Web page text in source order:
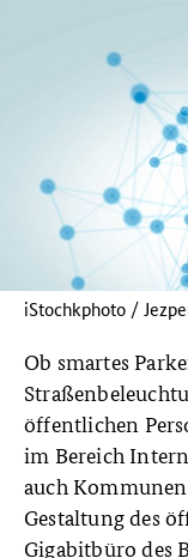
iStochkphoto /
Ob smartes
öffentlichen
im Bereich
auch
Gestaltung des
Gigabitbüro des